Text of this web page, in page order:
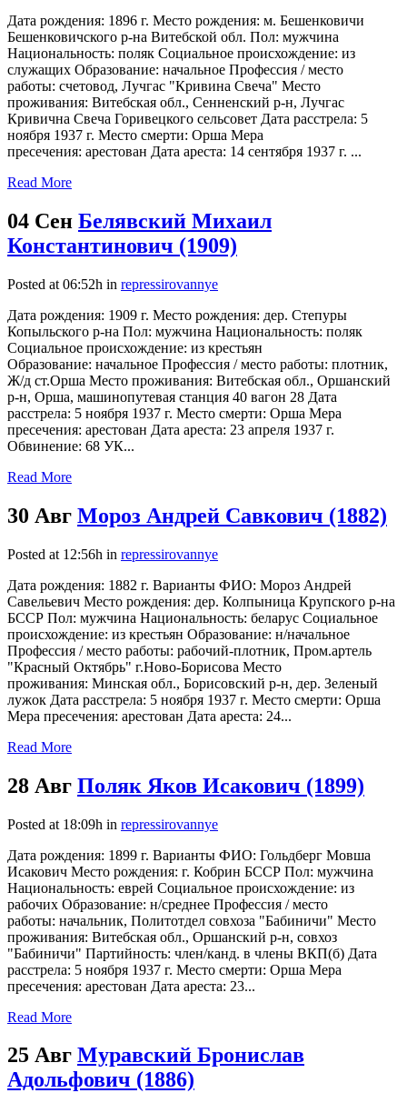
Дата рождения: 1896 г. Место рождения: м. Бешенковичи
Бешенковичского р-на Витебской обл. Пол: мужчина
Национальность: поляк Социальное происхождение: из
служащих Образование: начальное Профессия / место
работы: счетовод, Лучгас "Кривина Свеча" Место
проживания: Витебская обл., Сенненский р-н, Лучгас
Кривична Свеча Горивецкого сельсовет Дата расстрела: 5
ноября 1937 г. Место смерти: Орша Мера
пресечения: арестован Дата ареста: 14 сентября 1937 г. ...
Read More
04 Сен Белявский Михаил
Константинович (1909)
Posted at 06:52h in repressirovannye
Дата рождения: 1909 г. Место рождения: дер. Степуры
Копыльского р-на Пол: мужчина Национальность: поляк
Социальное происхождение: из крестьян
Образование: начальное Профессия / место работы: плотник,
Ж/д ст.Орша Место проживания: Витебская обл., Оршанский
р-н, Орша, машинопутевая станция 40 вагон 28 Дата
расстрела: 5 ноября 1937 г. Место смерти: Орша Мера
пресечения: арестован Дата ареста: 23 апреля 1937 г.
Обвинение: 68 УК...
Read More
30 Авг Мороз Андрей Савкович (1882)
Posted at 12:56h in repressirovannye
Дата рождения: 1882 г. Варианты ФИО: Мороз Андрей
Савельевич Место рождения: дер. Колпыница Крупского р-на
БССР Пол: мужчина Национальность: беларус Социальное
происхождение: из крестьян Образование: н/начальное
Профессия / место работы: рабочий-плотник, Пром.артель
"Красный Октябрь" г.Ново-Борисова Место
проживания: Минская обл., Борисовский р-н, дер. Зеленый
лужок Дата расстрела: 5 ноября 1937 г. Место смерти: Орша
Мера пресечения: арестован Дата ареста: 24...
Read More
28 Авг Поляк Яков Исакович (1899)
Posted at 18:09h in repressirovannye
Дата рождения: 1899 г. Варианты ФИО: Гольдберг Мовша
Исакович Место рождения: г. Кобрин БССР Пол: мужчина
Национальность: еврей Социальное происхождение: из
рабочих Образование: н/среднее Профессия / место
работы: начальник, Политотдел совхоза "Бабиничи" Место
проживания: Витебская обл., Оршанский р-н, совхоз
"Бабиничи" Партийность: член/канд. в члены ВКП(б) Дата
расстрела: 5 ноября 1937 г. Место смерти: Орша Мера
пресечения: арестован Дата ареста: 23...
Read More
25 Авг Муравский Бронислав
Адольфович (1886)